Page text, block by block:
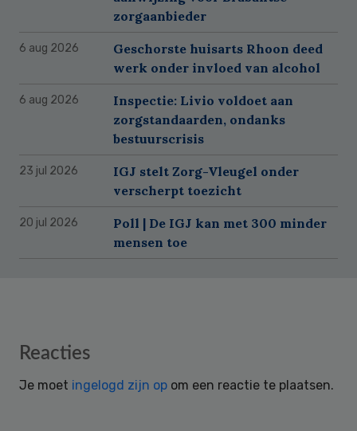
zorgaanbieder
6 aug 2026
Geschorste huisarts Rhoon deed
werk onder invloed van alcohol
6 aug 2026
Inspectie: Livio voldoet aan
zorgstandaarden, ondanks
bestuurscrisis
23 jul 2026
IGJ stelt Zorg-Vleugel onder
verscherpt toezicht
20 jul 2026
Poll | De IGJ kan met 300 minder
mensen toe
Reader
Reacties
Je moet ingelogd zijn op om een reactie te plaatsen.